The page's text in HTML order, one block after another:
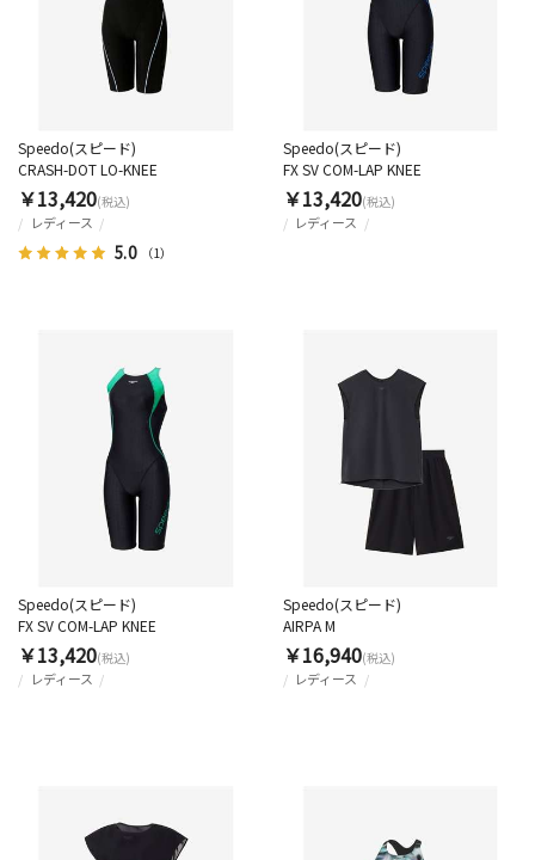
レディース
5.0 （1）
Speedo(スピード)
CRASH-DOT LO-KNEE
￥13,420(税込)
レディース
Speedo(スピード)
FX SV COM-LAP KNEE
￥13,420(税込)
レディース
Speedo(スピード)
FX SV COM-LAP KNEE
￥13,420(税込)
レディース
Speedo(スピード)
AIRPA M
￥16,940(税込)